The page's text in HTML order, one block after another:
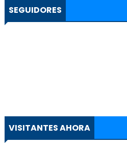
SEGUIDORES
VISITANTES AHORA